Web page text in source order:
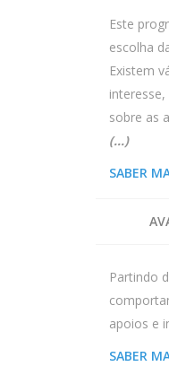
Este
escolha
Existem
sobre as
(…)
SABER
Partindo
apoios e
SABER